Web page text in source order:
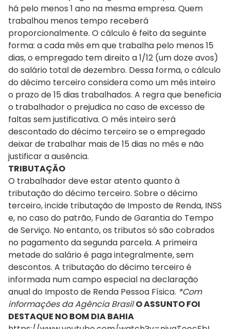
há pelo menos 1 ano na mesma empresa. Quem
trabalhou menos tempo receberá
proporcionalmente. O cálculo é feito da seguinte
forma: a cada mês em que trabalha pelo menos 15
dias, o empregado tem direito a 1/12 (um doze avos)
do salário total de dezembro. Dessa forma, o cálculo
do décimo terceiro considera como um mês inteiro
o prazo de 15 dias trabalhados. A regra que beneficia
o trabalhador o prejudica no caso de excesso de
faltas sem justificativa. O mês inteiro será
descontado do décimo terceiro se o empregado
deixar de trabalhar mais de 15 dias no mês e não
justificar a ausência.
TRIBUTAÇÃO
O trabalhador deve estar atento quanto à
tributação do décimo terceiro. Sobre o décimo
terceiro, incide tributação de Imposto de Renda, INSS
e, no caso do patrão, Fundo de Garantia do Tempo
de Serviço. No entanto, os tributos só são cobrados
no pagamento da segunda parcela. A primeira
metade do salário é paga integralmente, sem
descontos. A tributação do décimo terceiro é
informada num campo especial na declaração
anual do Imposto de Renda Pessoa Física. *Com
informações da Agência Brasil O ASSUNTO FOI
DESTAQUE NO BOM DIA BAHIA